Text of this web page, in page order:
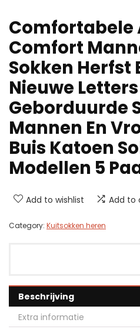
Comfortabele
Comfort
Sokken Herfst
Nieuwe Letters
Geborduurde
Mannen En
Buis Katoen
Modellen 5
Add to wishlist Add to
Category: Kuitsokken heren
Beschrijving
Extra informatie